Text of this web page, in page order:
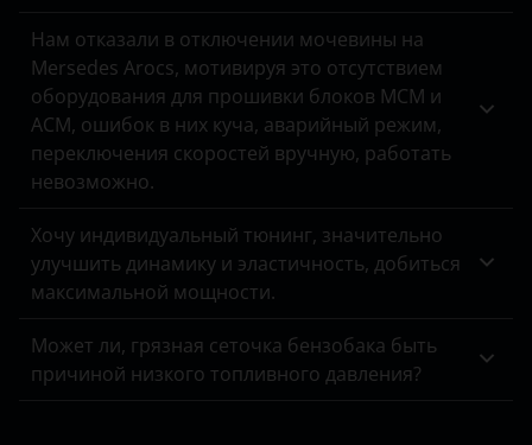
УАЗ
Нам отказали в отключении мочевины на
Mersedes Arocs, мотивируя это отсутствием
оборудования для прошивки блоков MCM и
ACM, ошибок в них куча, аварийный режим,
переключения скоростей вручную, работать
невозможно.
Хочу индивидуальный тюнинг, значительно
улучшить динамику и эластичность, добиться
максимальной мощности.
Может ли, грязная сеточка бензобака быть
причиной низкого топливного давления?